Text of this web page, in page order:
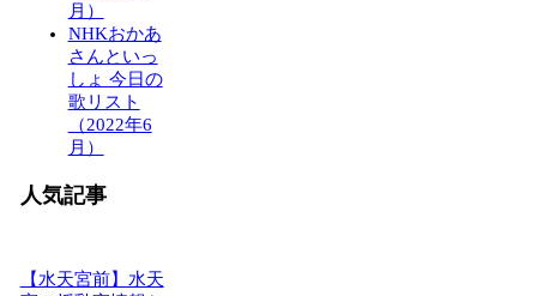
月）
NHKおかあ
さんといっ
しょ 今日の
歌リスト
（2022年6
月）
人気記事
【水天宮前】水天